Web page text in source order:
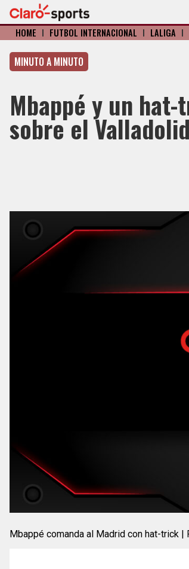
HOME I FÚTBOL INTERNACIONAL I LALIGA I
MINUTO A MINUTO
Mbappé y un
sobre el Valladolid
Mbappé comanda al Madrid con hat-trick |